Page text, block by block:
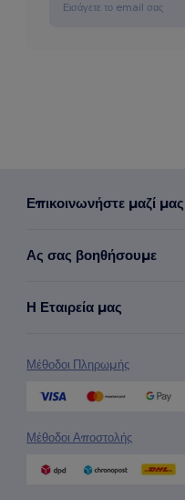
Επικοινωνήστε μαζί μας
Ας σας βοηθήσουμε
Η Εταιρεία μας
Μέθοδοι Πληρωμής
Μέθοδοι Αποστολής